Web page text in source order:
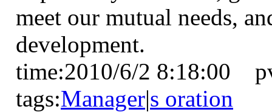
meet our mutual needs,
development.
time:2010/6/2 8:18:00
tags:Manager|s oration